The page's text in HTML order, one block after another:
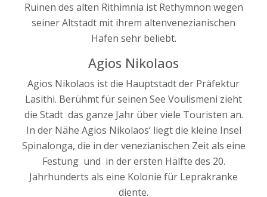
Ruinen des alten Rithimnia ist Rethymnon wegen
seiner Altstadt mit ihrem altenvenezianischen
Hafen sehr beliebt.
Agios Nikolaos
Agios Nikolaos ist die Hauptstadt der Präfektur
Lasithi. Berühmt für seinen See Voulismeni zieht
die Stadt das ganze Jahr über viele Touristen an.
In der Nähe Agios Nikolaos‘ liegt die kleine Insel
Spinalonga, die in der venezianischen Zeit als eine
Festung und in der ersten Hälfte des 20.
Jahrhunderts als eine Kolonie für Leprakranke
diente.